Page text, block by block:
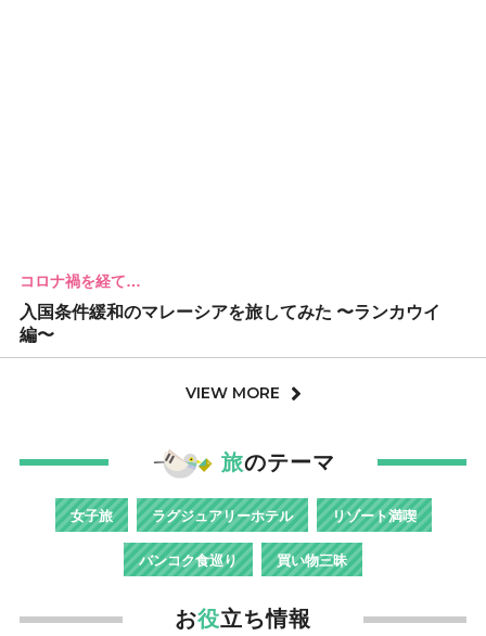
コロナ禍を経て…
入国条件緩和のマレーシアを旅してみた 〜ランカウイ
編〜
VIEW MORE
旅のテーマ
女子旅 ラグジュアリーホテル リゾート満喫
バンコク食巡り 買い物三昧
お役立ち情報